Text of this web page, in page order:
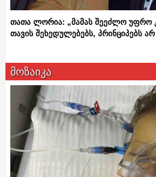
თათა ლორია: „მამას შეეძლო უფრო
თავის შეხედულებებს, პრინციპებს
მოზაიკა